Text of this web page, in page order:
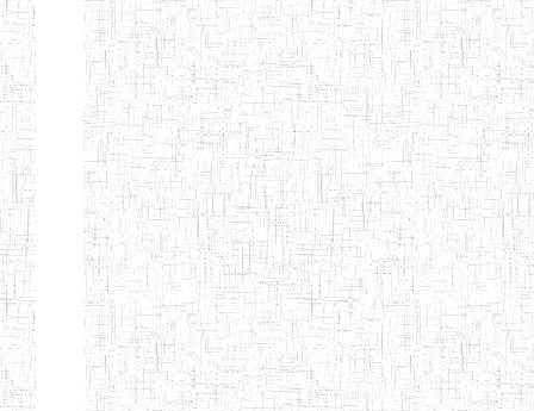
Afficher Page 11 sur 13 Total: 307
ENIEG DE
TCHOLLIRE
22/10/2002 ENIEG
ENIEG DE POLI 17/08/2012 ENIEG
ENIEG DE
GUIDER
10/09/2001 ENIEG
GTTC
FUNDONG
17/07/2001 ENIEG